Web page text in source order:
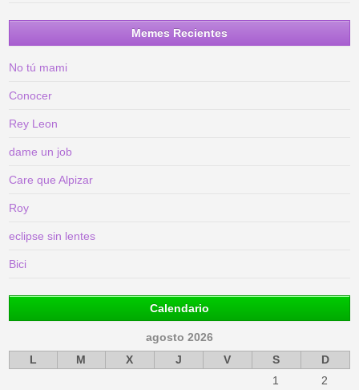
Memes Recientes
No tú mami
Conocer
Rey Leon
dame un job
Care que Alpizar
Roy
eclipse sin lentes
Bici
Calendario
agosto 2026
L
M X J V S
D
1
2